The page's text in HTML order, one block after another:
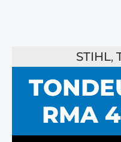
STIHL,
RMA